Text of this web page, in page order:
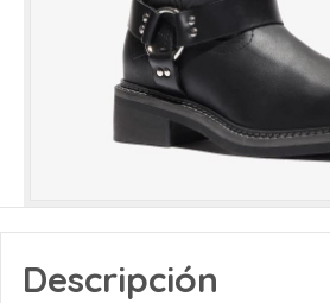
Descripción